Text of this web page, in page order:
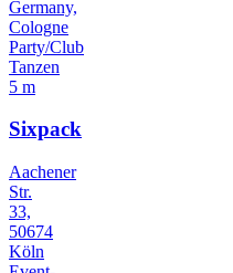
Germany,
Cologne
Party/Club
Tanzen
5 m
Sixpack
Aachener
Str.
33,
50674
Köln